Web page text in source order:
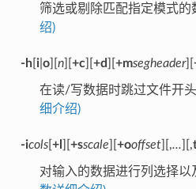
筛选或剔除匹配指定模式的
绍)
-h[ i| o][ n][ +c][ +d +msegheader][
在读/写数据时跳过文件开
细介绍)
-icols[ +l +sscale +ooffset][,... ][,
对输入的数据进行列选择以